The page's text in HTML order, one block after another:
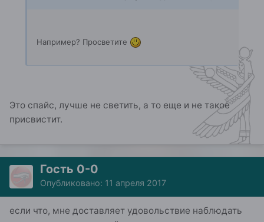
Например? Просветите
Это спайс, лучше не светить, а то еще и не такое
присвистит.
Гость 0-0
Опубликовано: 11 апреля 2017
если что, мне доставляет удовольствие наблюдать